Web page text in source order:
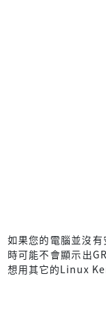
如果您的電腦並沒
時可能不會顯示出
想用其它的Linux